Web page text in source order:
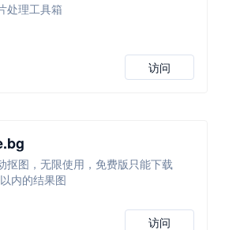
处理工具箱
访问
抠图，无限使用，免费版只能下载
内的结果图
访问